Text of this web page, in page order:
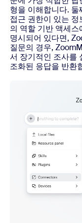
형을 이해합니다.
접근 권한이 있는
의 역할 기반 액세
명시되어 있다면,
질문의 경우,
서 장기적인 조사를
조화된 응답을 반환